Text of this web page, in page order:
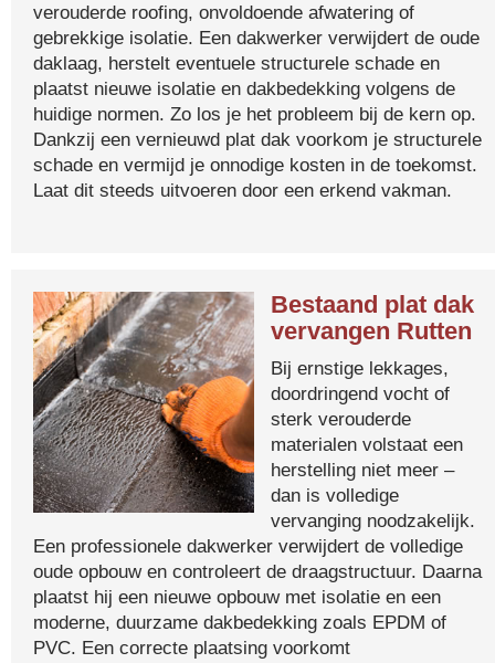
verouderde roofing, onvoldoende afwatering of
gebrekkige isolatie. Een dakwerker verwijdert de oude
daklaag, herstelt eventuele structurele schade en
plaatst nieuwe isolatie en dakbedekking volgens de
huidige normen. Zo los je het probleem bij de kern op.
Dankzij een vernieuwd plat dak voorkom je structurele
schade en vermijd je onnodige kosten in de toekomst.
Laat dit steeds uitvoeren door een erkend vakman.
Bestaand plat dak
vervangen Rutten
Bij ernstige lekkages,
doordringend vocht of
sterk verouderde
materialen volstaat een
herstelling niet meer –
dan is volledige
vervanging noodzakelijk.
Een professionele dakwerker verwijdert de volledige
oude opbouw en controleert de draagstructuur. Daarna
plaatst hij een nieuwe opbouw met isolatie en een
moderne, duurzame dakbedekking zoals EPDM of
PVC. Een correcte plaatsing voorkomt